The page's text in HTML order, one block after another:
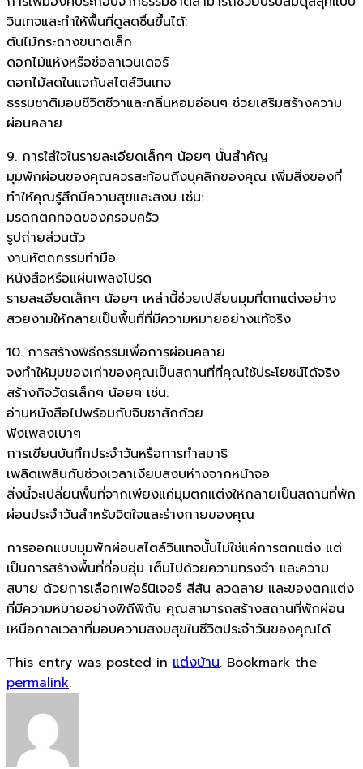
วินเทจและทำให้พื้นที่ดูสดชื่นขึ้นได้:
ต้นไม้กระถางขนาดเล็ก
ดอกไม้แห้งหรือช่อลาเวนเดอร์
ดอกไม้สดในแจกันสไตล์วินเทจ
ธรรมชาติมอบชีวิตชีวาและกลิ่นหอมอ่อนๆ ช่วยเสริมสร้างความ
ผ่อนคลาย
9. การใส่ใจในรายละเอียดเล็กๆ น้อยๆ นั้นสำคัญ
มุมพักผ่อนของคุณควรสะท้อนถึงบุคลิกของคุณ เพิ่มสิ่งของที่
ทำให้คุณรู้สึกมีความสุขและสงบ เช่น:
มรดกตกทอดของครอบครัว
รูปถ่ายส่วนตัว
งานหัตถกรรมทำมือ
หนังสือหรือแผ่นเพลงโปรด
รายละเอียดเล็กๆ น้อยๆ เหล่านี้ช่วยเปลี่ยนมุมที่ตกแต่งอย่าง
สวยงามให้กลายเป็นพื้นที่ที่มีความหมายอย่างแท้จริง
10. การสร้างพิธีกรรมเพื่อการผ่อนคลาย
จงทำให้มุมของเก่าของคุณเป็นสถานที่ที่คุณใช้ประโยชน์ได้จริง
สร้างกิจวัตรเล็กๆ น้อยๆ เช่น:
อ่านหนังสือไปพร้อมกับจิบชาสักถ้วย
ฟังเพลงเบาๆ
การเขียนบันทึกประจำวันหรือการทำสมาธิ
เพลิดเพลินกับช่วงเวลาเงียบสงบห่างจากหน้าจอ
สิ่งนี้จะเปลี่ยนพื้นที่จากเพียงแค่มุมตกแต่งให้กลายเป็นสถานที่พัก
ผ่อนประจำวันสำหรับจิตใจและร่างกายของคุณ
การออกแบบมุมพักผ่อนสไตล์วินเทจนั้นไม่ใช่แค่การตกแต่ง แต่
เป็นการสร้างพื้นที่ที่อบอุ่น เต็มไปด้วยความทรงจำ และความ
สบาย ด้วยการเลือกเฟอร์นิเจอร์ สีสัน ลวดลาย และของตกแต่ง
ที่มีความหมายอย่างพิถีพิถัน คุณสามารถสร้างสถานที่พักผ่อน
เหนือกาลเวลาที่มอบความสงบสุขในชีวิตประจำวันของคุณได้
This entry was posted in แต่งบ้าน. Bookmark the
permalink.